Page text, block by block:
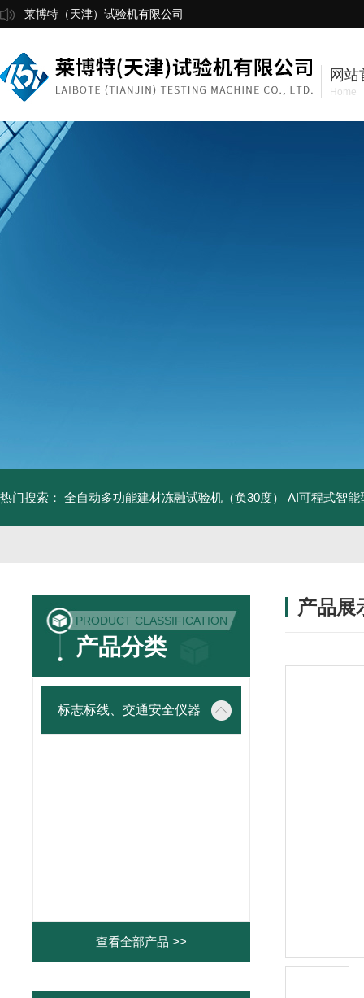
莱博特（天津）试验机有限公司
网站
Home
热门搜索： 全自动多功能建材冻融试验机（负30度） AI可程式智能
PRODUCT CLASSIFICATION
产品分类
标志标线、交通安全仪器
查看全部产品 >>
产品展